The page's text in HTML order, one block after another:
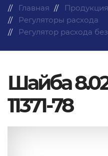
Главная Продукция
Регуляторы расхода
Регулятор расхода
Шайба
11371-78